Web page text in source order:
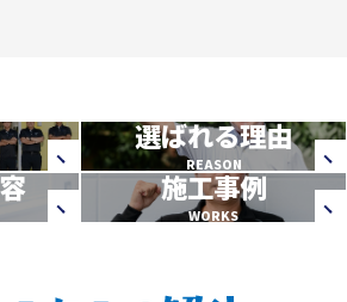
選ばれる理由
REASON
施工事例
WORKS